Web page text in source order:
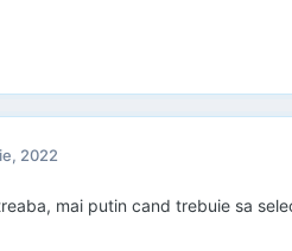
2022
mai putin cand trebuie sa